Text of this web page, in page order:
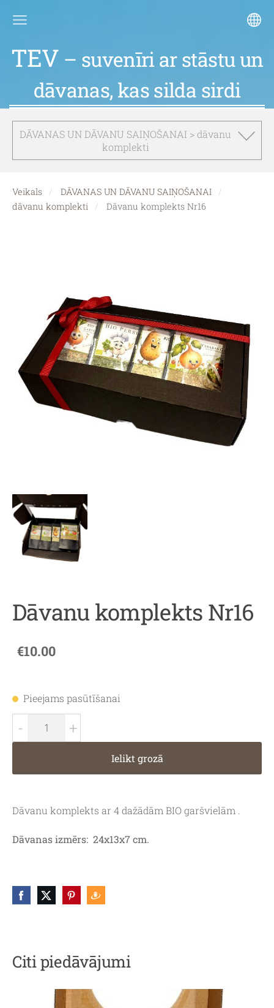
TEV – suvenīri ar stāstu un
dāvanas, kas silda sirdi
DĀVANAS UN DĀVANU SAIŅOŠANAI > dāvanu
komplekti
Veikals
DĀVANAS UN DĀVANU SAIŅOŠANAI
dāvanu komplekti
Dāvanu komplekts Nr16
Dāvanu komplekts Nr16
€10.00
Pieejams pasūtīšanai
- +
Ielikt grozā
Dāvanu komplekts ar 4 dažādām BIO garšvielām .
Dāvanas izmērs: 24x13x7 cm.
Citi piedāvājumi